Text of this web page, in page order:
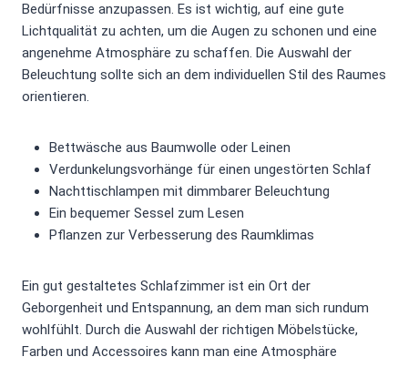
Bedürfnisse anzupassen. Es ist wichtig, auf eine gute
Lichtqualität zu achten, um die Augen zu schonen und eine
angenehme Atmosphäre zu schaffen. Die Auswahl der
Beleuchtung sollte sich an dem individuellen Stil des Raumes
orientieren.
Bettwäsche aus Baumwolle oder Leinen
Verdunkelungsvorhänge für einen ungestörten Schlaf
Nachttischlampen mit dimmbarer Beleuchtung
Ein bequemer Sessel zum Lesen
Pflanzen zur Verbesserung des Raumklimas
Ein gut gestaltetes Schlafzimmer ist ein Ort der
Geborgenheit und Entspannung, an dem man sich rundum
wohlfühlt. Durch die Auswahl der richtigen Möbelstücke,
Farben und Accessoires kann man eine Atmosphäre